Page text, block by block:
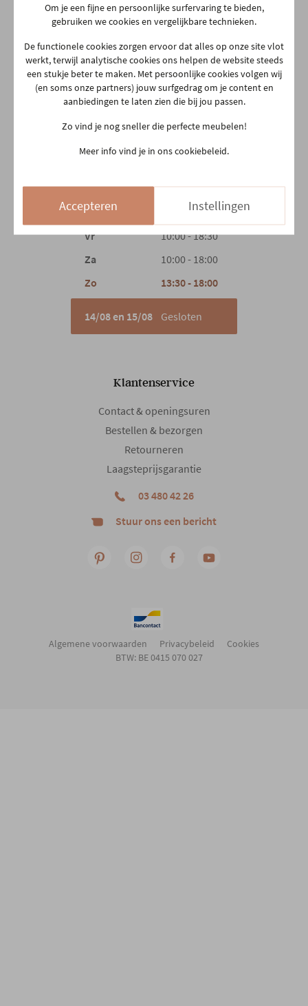
Gewicht 2.65 kg
Aarschotsesteenweg 151
2500 Lier
03 480 42 26
Woe
Do
Gesloten
Vr
10:00 - 18:30
Za
10:00 - 18:00
Zo
13:30 - 18:00
14/08 en 15/08 Gesloten
Klantenservice
Contact & openingsuren
Bestellen & bezorgen
Retourneren
Laagsteprijsgarantie
03 480 42 26
Stuur ons een bericht
Algemene voorwaarden Privacybeleid
Cookies
BTW: BE 0415 070 027
Om je een fijne en persoonlijke surfervaring te bieden,
gebruiken we cookies en vergelijkbare technieken.
De functionele cookies zorgen ervoor dat alles op onze site vlot
werkt, terwijl analytische cookies ons helpen de website steeds
een stukje beter te maken. Met persoonlijke cookies volgen wij
(en soms onze partners) jouw surfgedrag om je content en
aanbiedingen te laten zien die bij jou passen.
Zo vind je nog sneller die perfecte meubelen!
Meer info vind je in ons cookiebeleid.
Accepteren Instellingen